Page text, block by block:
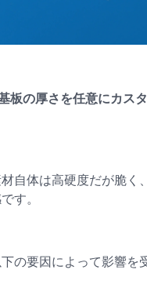
板の厚さを任意にカス
自体は高硬度だが脆く
す。
の要因によって影響を